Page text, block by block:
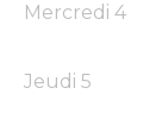
Mercredi 4
Jeudi 5